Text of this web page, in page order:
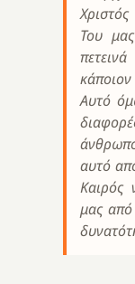
Του
Αυτό
αυτό
Καιρός
μας από